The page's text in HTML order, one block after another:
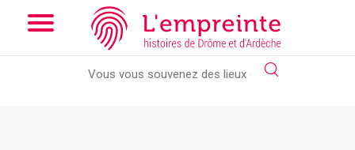
Array ( [slug] => selection [slugs] => affiches-forte-symbolique )
Array ( [slug] => selection [slugs] => affiches-forte-symbolique )
// Add the new slick-theme.css if you want the default styling